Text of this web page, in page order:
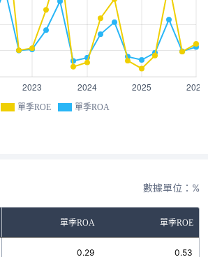
單季ROE 單季ROA
數據單位：%
單季ROA 單季ROE
0.29 0.53